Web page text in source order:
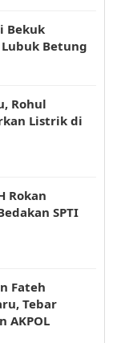
Bekuk
Lubuk Betung
Rohul
Listrik di
Rokan
SPTI
Fateh
Tebar
AKPOL